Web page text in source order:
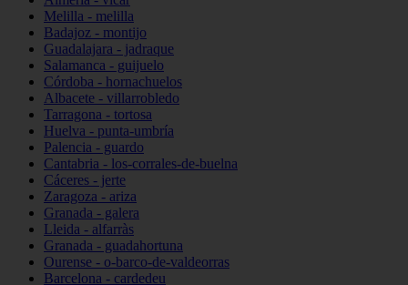
Melilla - melilla
Badajoz - montijo
Guadalajara - jadraque
Salamanca - guijuelo
Córdoba - hornachuelos
Albacete - villarrobledo
Tarragona - tortosa
Huelva - punta-umbría
Palencia - guardo
Cantabria - los-corrales-de-buelna
Cáceres - jerte
Zaragoza - ariza
Granada - galera
Lleida - alfarràs
Granada - guadahortuna
Ourense - o-barco-de-valdeorras
Barcelona - cardedeu